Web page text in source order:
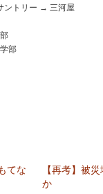
トリー → 三河屋
部
てな
【再考】被
か